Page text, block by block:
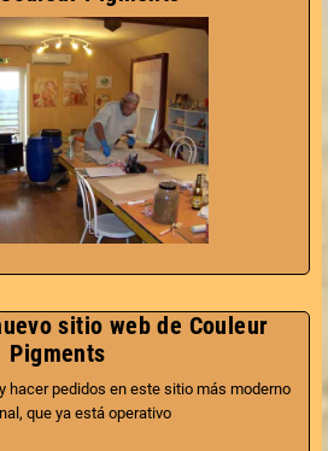
sitio web de Couleur
Pigments
hacer pedidos en este sitio más moderno
que ya está operativo
de